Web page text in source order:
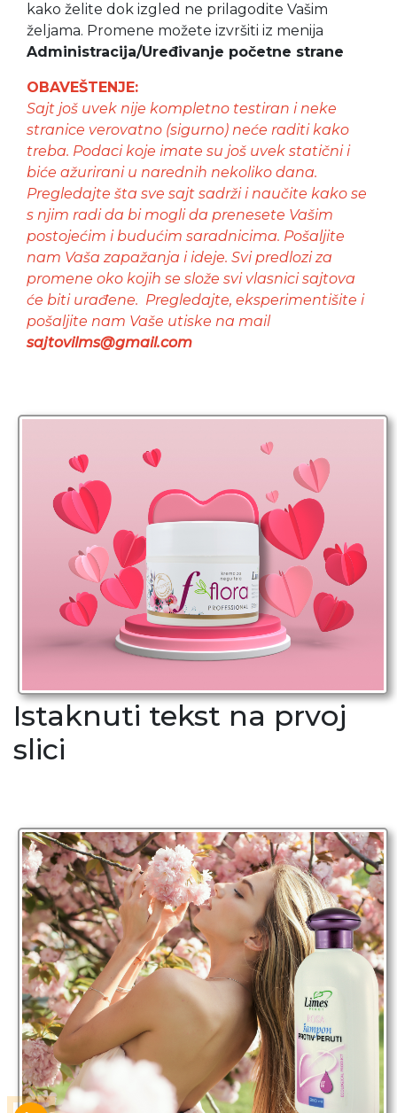
kako želite dok izgled ne prilagodite Vašim
željama. Promene možete izvršiti iz menija
Administracija/Uređivanje početne strane
OBAVEŠTENJE:
Sajt još uvek nije kompletno testiran i neke
stranice verovatno (sigurno) neće raditi kako
treba. Podaci koje imate su još uvek statični i
biće ažurirani u narednih nekoliko dana.
Pregledajte šta sve sajt sadrži i naučite kako se
s njim radi da bi mogli da prenesete Vašim
postojećim i budućim saradnicima. Pošaljite
nam Vaša zapažanja i ideje. Svi predlozi za
promene oko kojih se slože svi vlasnici sajtova
će biti urađene. Pregledajte, eksperimentišite i
pošaljite nam Vaše utiske na mail
sajtovilms@gmail.com
Istaknuti tekst na prvoj
slici